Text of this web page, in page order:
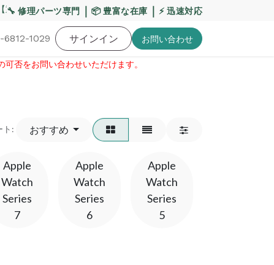
要】熊本地震・お盆期間の配送への影響について
🔧 修理パーツ専門 ｜ 📦 豊富な在庫 ｜ ⚡ 迅速対応
バッテリー 工具・備品 特価品 ポイントに関して
6812-1029 サインイン お問い​合わせ
否をお問い合わせいただけます。​
ト: おすすめ
Apple
Watch
Series
7
Apple
Watch
Series
6
Apple
Watch
Series
5